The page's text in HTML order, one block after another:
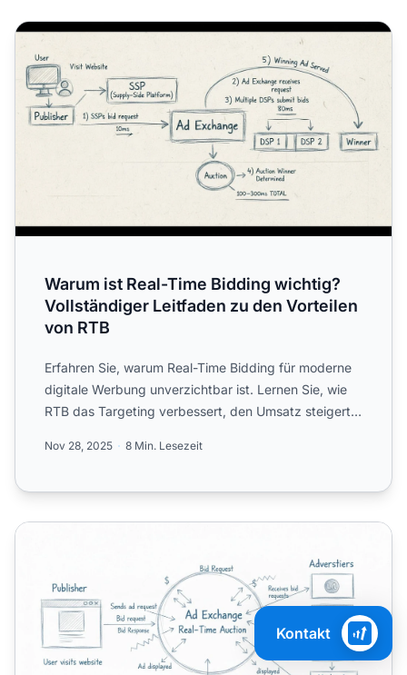
Warum ist Real-Time Bidding wichtig? Vollständiger
Warum ist Real-Time Bidding wichtig?
Vollständiger Leitfaden zu den Vorteilen
von RTB
Erfahren Sie, warum Real-Time Bidding für moderne
digitale Werbung unverzichtbar ist. Lernen Sie, wie
RTB das Targeting verbessert, den Umsatz steigert
Nov 28, 2025 8 Min. Lesezeit
Kann RTB die Kampagnenleistung verbessern?
Kontakt